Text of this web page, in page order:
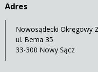
Adres
Nowosądecki Okręgowy
ul. Bema 35
33-300 Nowy Sącz